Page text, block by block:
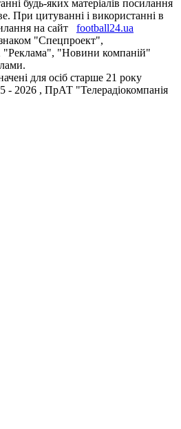
будь-яких матеріалів посилання
При цитуванні і використанні в
на сайт
football24.ua
"Спецпроект",
"Реклама", "Новини компаній"
для осіб старше 21 року
- 2026 , ПрАТ "Телерадіокомпанія